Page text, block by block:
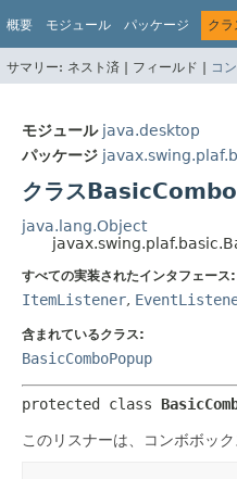
概要 モジュール パッケージ クラ
サマリー: ネスト済 | フィールド | コ
モジュール java.desktop
パッケージ
クラス
java.lang.Object
すべての実装されたインタフェース:
ItemListener,
含まれているクラス:
BasicComboPopup
protected class
このリスナーは、コンボボッ